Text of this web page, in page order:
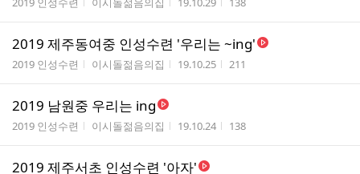
2019 제주동여중 인성수련 '우리는 ~ing'
게시판명
2019 인성수련 작성자
이시돌젊음의집 작성시간
19.10.25 조회수
211
2019 남원중 우리는 ing
게시판명
2019 인성수련 작성자
이시돌젊음의집 작성시간
19.10.24 조회수
138
2019 제주서초 인성수련 '아자'